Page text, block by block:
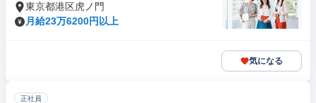
東京都港区虎ノ門
月給23万6200円以上
気になる
正社員